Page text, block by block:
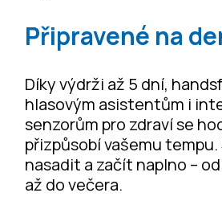
Připravené na
Díky výdrži až 5 dní,
hlasovým asistentům i
senzorům pro zdraví se
přizpůsobí vašemu
nasadit a začít naplno –
až do večera.